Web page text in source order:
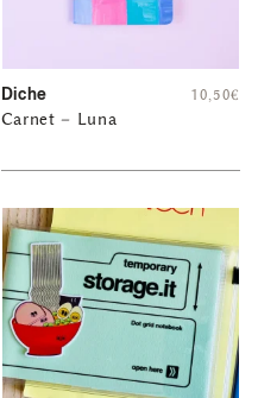
Diche
Carnet – Luna
10,50€